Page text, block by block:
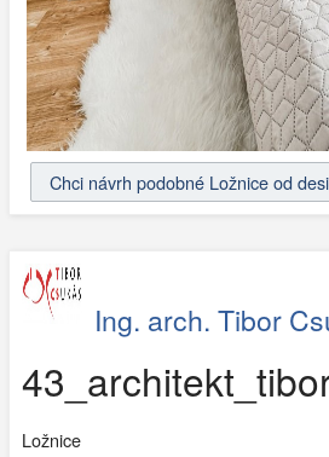
Chci návrh podobné Ložnice od
Ing. arch. Tibor
Ložnice